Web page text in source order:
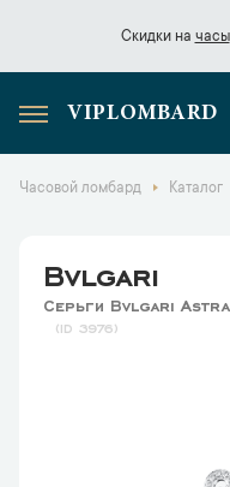
Скидки на часы
Скидки начасы
VIPLOMBARD
Часовой ломбард Каталог
Bvlgari
Серьги Bvlgari
3976